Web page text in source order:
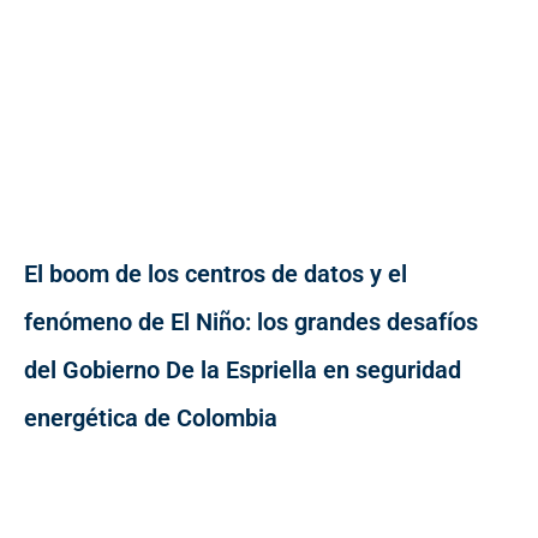
El boom de los centros de datos y el
fenómeno de El Niño: los grandes desafíos
del Gobierno De la Espriella en seguridad
energética de Colombia